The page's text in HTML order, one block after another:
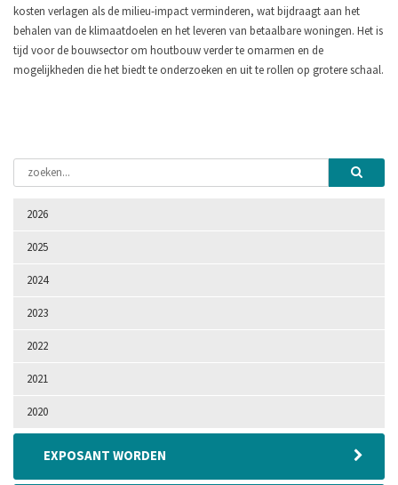
2026
2025
2024
2023
2022
2021
2020
EXPOSANT WORDEN
kosten verlagen als de milieu-impact verminderen, wat bijdraagt aan het
behalen van de klimaatdoelen en het leveren van betaalbare woningen. Het is
tijd voor de bouwsector om houtbouw verder te omarmen en de
mogelijkheden die het biedt te onderzoeken en uit te rollen op grotere schaal.